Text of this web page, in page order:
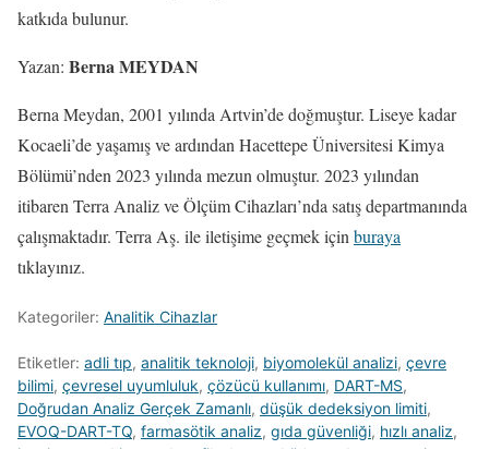
katkıda bulunur.
Yazan: Berna MEYDAN
Berna Meydan, 2001 yılında Artvin’de doğmuştur. Liseye kadar
Kocaeli’de yaşamış ve ardından Hacettepe Üniversitesi Kimya
Bölümü’nden 2023 yılında mezun olmuştur. 2023 yılından
itibaren Terra Analiz ve Ölçüm Cihazları’nda satış departmanında
çalışmaktadır. Terra Aş. ile iletişime geçmek için buraya
tıklayınız.
Kategoriler: Analitik Cihazlar
Etiketler: adli tıp, analitik teknoloji, biyomolekül analizi, çevre
bilimi, çevresel uyumluluk, çözücü kullanımı, DART-MS,
Doğrudan Analiz Gerçek Zamanlı, düşük dedeksiyon limiti,
EVOQ-DART-TQ, farmasötik analiz, gıda güvenliği, hızlı analiz,